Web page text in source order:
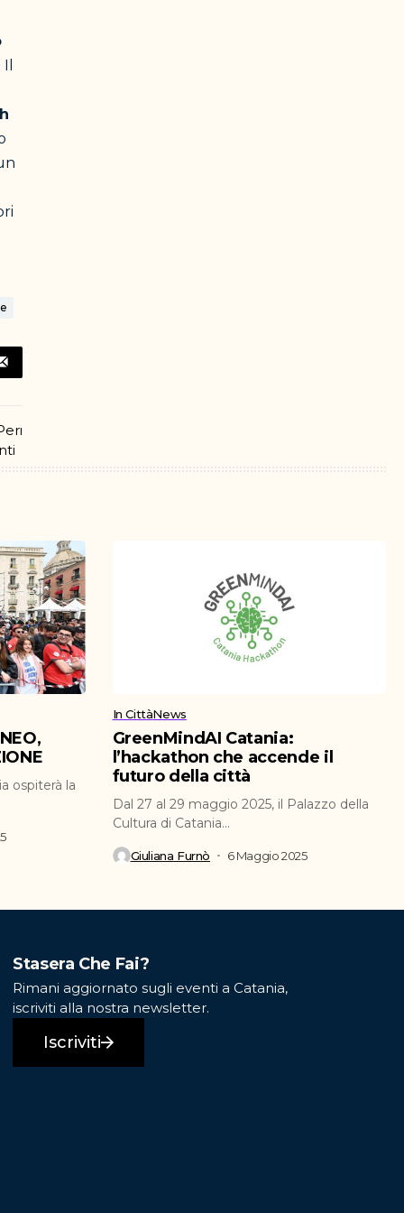
ospiterà la
In CittàNews
GreenMindAI Catania:
l’hackathon che accende il
futuro della città
Dal 27 al 29 maggio 2025, il Palazzo della
Cultura di Catania...
Giuliana Furnò 6 Maggio 2025
Stasera Che Fai?
Rimani aggiornato sugli eventi a Catania,
iscriviti alla nostra newsletter.
Iscriviti